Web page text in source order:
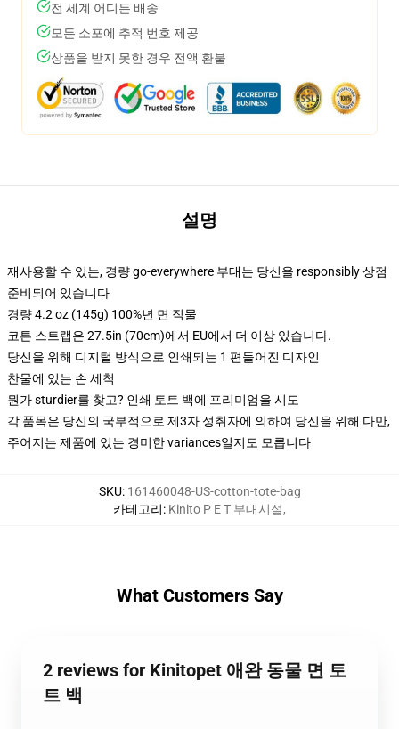
전 세계 어디든 배송
모든 소포에 추적 번호 제공
상품을 받지 못한 경우 전액 환불
설명
재사용할 수 있는, 경량 go-everywhere 부대는 당신을 responsibly 상점
준비되어 있습니다
경량 4.2 oz (145g) 100%년 면 직물
코튼 스트랩은 27.5in (70cm)에서 EU에서 더 이상 있습니다.
당신을 위해 디지털 방식으로 인쇄되는 1 편들어진 디자인
찬물에 있는 손 세척
뭔가 sturdier를 찾고? 인쇄 토트 백에 프리미엄을 시도
각 품목은 당신의 국부적으로 제3자 성취자에 의하여 당신을 위해 다만,
주어지는 제품에 있는 경미한 variances일지도 모릅니다
SKU: 161460048-US-cotton-tote-bag
카테고리: Kinito P E T 부대시설,
What Customers Say
2 reviews for Kinitopet 애완 동물 면 토
트 백